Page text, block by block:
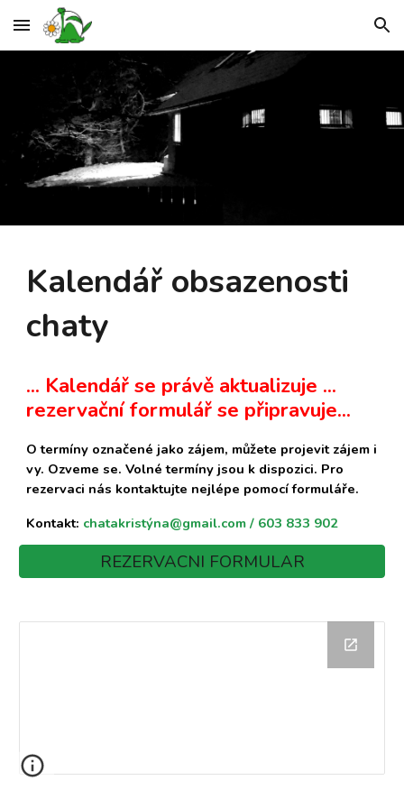
Skip to main content Skip to navigation
Kalendář obsazenosti
chaty
... Kalendář se právě aktualizuje ...
rezervační formulář se připravuje...
O termíny označené jako zájem, můžete projevit zájem i
vy. Ozveme se. Volné termíny jsou k dispozici. Pro
rezervaci nás kontaktujte nejlépe pomocí formuláře.
Kontakt: chatakristýna@gmail.com / 603 833 902
REZERVACNI FORMULAR